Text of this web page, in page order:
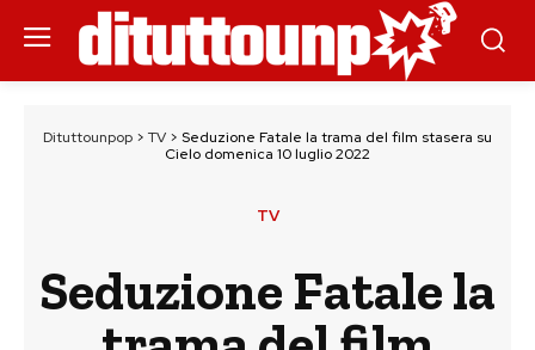
Dituttounpop > TV > Seduzione Fatale la trama del film stasera su
Cielo domenica 10 luglio 2022
TV
Seduzione Fatale la